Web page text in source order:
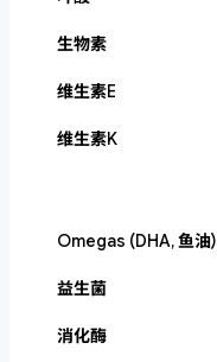
生物素
维生素E
维生素K
Omegas (DHA, 鱼油)
益生菌
消化酶